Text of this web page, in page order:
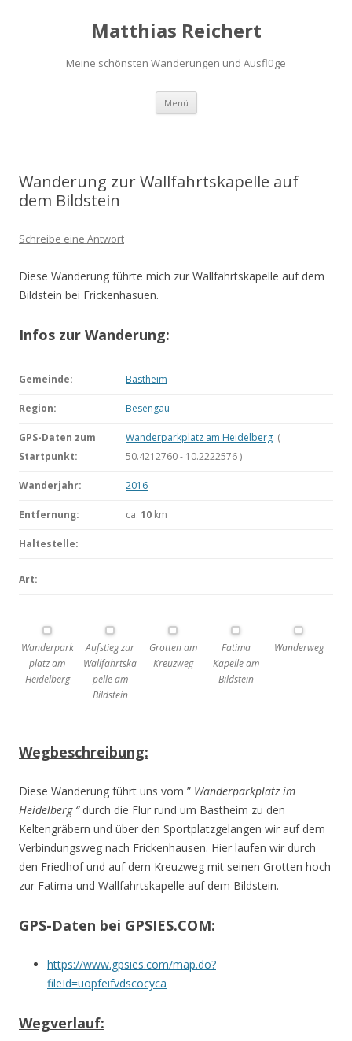
Matthias Reichert
Meine schönsten Wanderungen und Ausflüge
Menü Zum
springen
Wanderung zur Wallfahrtskapelle auf
dem Bildstein
Schreibe eine Antwort
Diese Wanderung führte mich zur Wallfahrtskapelle auf dem
Bildstein bei Frickenhasuen.
Infos zur Wanderung:
Gemeinde: Bastheim
Region: Besengau
GPS-Daten zum
Startpunkt:
Wanderparkplatz am Heidelberg (
50.4212760 - 10.2222576 )
Wanderjahr: 2016
Entfernung: ca. 10 km
Haltestelle:
Art:
Wanderpark
platz am
Heidelberg
Aufstieg zur
Wallfahrtska
pelle am
Bildstein
Grotten am
Kreuzweg
Fatima
Kapelle am
Bildstein
Wanderweg
Wegbeschreibung:
Diese Wanderung führt uns vom ” Wanderparkplatz im
Heidelberg “durch die Flur rund um Bastheim zu den
Keltengräbern und über den Sportplatzgelangen wir auf dem
Verbindungsweg nach Frickenhausen. Hier laufen wir durch
den Friedhof und auf dem Kreuzweg mit seinen Grotten hoch
zur Fatima und Wallfahrtskapelle auf dem Bildstein.
GPS-Daten bei GPSIES.COM:
https://www.gpsies.com/map.do?
fileId=uopfeifvdscocyca
Wegverlauf: